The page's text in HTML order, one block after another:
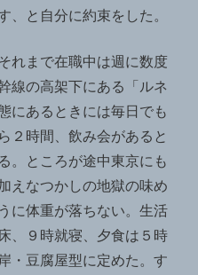
、と自分に約束をした。
れまで在職中は週に数度
線の高架下にある「ルネ
にあるときには毎日でも
２時間、飲み会があると
。ところが途中東京にも
えなつかしの地獄の味め
に体重が落ちない。生活
、９時就寝、夕食は５時
・豆腐屋型に定めた。す